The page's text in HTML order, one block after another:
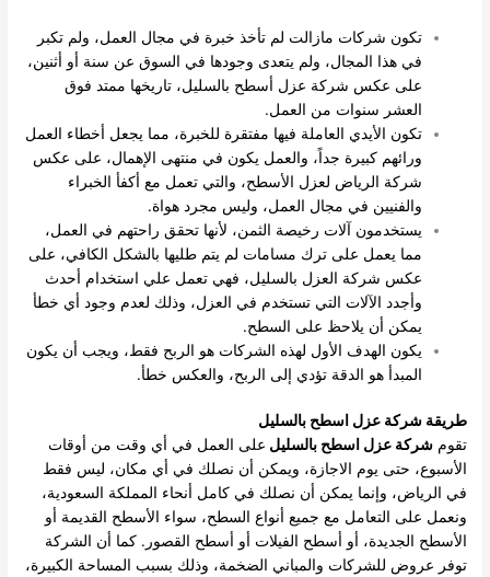
تكون شركات مازالت لم تأخذ خبرة في مجال العمل، ولم تكبر
في هذا المجال، ولم يتعدى وجودها في السوق عن سنة أو أثنين،
على عكس شركة عزل أسطح بالسليل، تاريخها ممتد فوق
العشر سنوات من العمل.
تكون الأيدي العاملة فيها مفتقرة للخبرة، مما يجعل أخطاء العمل
ورائهم كبيرة جداً، والعمل يكون في منتهى الإهمال، على عكس
شركة الرياض لعزل الأسطح، والتي تعمل مع أكفأ الخبراء
والفنيين في مجال العمل، وليس مجرد هواة.
يستخدمون آلات رخيصة الثمن، لأنها تحقق راحتهم في العمل،
مما يعمل على ترك مسامات لم يتم طليها بالشكل الكافي، على
عكس شركة العزل بالسليل، فهي تعمل علي استخدام أحدث
وأجدد الآلات التي تستخدم في العزل، وذلك لعدم وجود أي خطأ
يمكن أن يلاحظ على السطح.
يكون الهدف الأول لهذه الشركات هو الربح فقط، ويجب أن يكون
المبدأ هو الدقة تؤدي إلى الربح، والعكس خطأ.
طريقة شركة عزل اسطح بالسليل
تقومشركة عزل اسطح بالسليل على العمل في أي وقت من أوقات
الأسبوع، حتى يوم الاجازة، ويمكن أن نصلك في أي مكان، ليس فقط
في الرياض، وإنما يمكن أن نصلك في كامل أنحاء المملكة السعودية،
ونعمل على التعامل مع جميع أنواع السطح، سواء الأسطح القديمة أو
الأسطح الجديدة، أو أسطح الفيلات أو أسطح القصور.كما أن الشركة
توفر عروض للشركات والمباني الضخمة، وذلك بسبب المساحة الكبيرة،